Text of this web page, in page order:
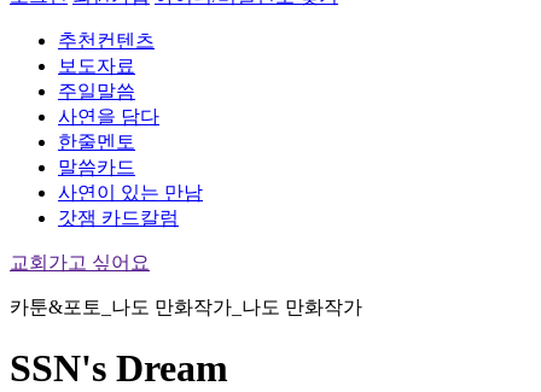
추천컨텐츠
보도자료
주일말씀
사연을 담다
한줄멘토
말씀카드
사연이 있는 만남
갓잼 카드칼럼
교회가고 싶어요
카툰&포토_나도 만화작가_나도 만화작가
SSN's Dream